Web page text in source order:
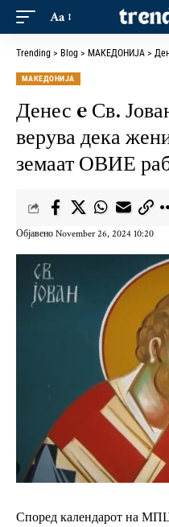
Aa
Trending > Blog > МАКЕДОНИЈА > Денес
МАКЕДОНИЈА
Денес e Св.
верува дека
земаат ОВИЕ
Објавено November 26, 2024 10:20
Според календарот на МПЦ